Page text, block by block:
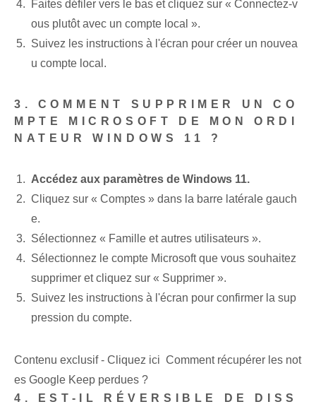
Faites défiler vers le bas et cliquez sur « Connectez-v
ous plutôt avec un compte local ».
Suivez les instructions à l'écran pour créer un nouvea
u compte local.
3. COMMENT SUPPRIMER UN CO
MPTE MICROSOFT DE MON ORDI
NATEUR WINDOWS 11 ?
Accédez aux paramètres de Windows 11.
Cliquez sur « Comptes » dans la barre latérale gauch
e.
Sélectionnez « Famille et ‌autres utilisateurs ».
Sélectionnez le compte Microsoft que vous souhaitez
supprimer et cliquez sur « Supprimer ».
Suivez les instructions à l'écran pour confirmer la sup
pression du compte.
Contenu exclusif - Cliquez ici Comment récupérer les not
es Google Keep perdues ?
4. EST-IL RÉVERSIBLE DE DISS